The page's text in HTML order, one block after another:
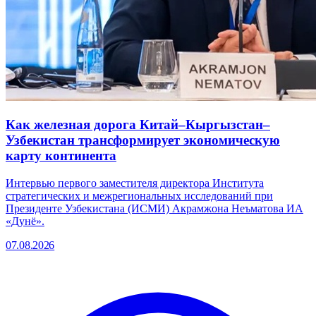
Как железная дорога Китай–Кыргызстан–
Узбекистан трансформирует экономическую
карту континента
Интервью первого заместителя директора Института
стратегических и межрегиональных исследований при
Президенте Узбекистана (ИСМИ) Акрамжона Неъматова ИА
«Дунё».
07.08.2026